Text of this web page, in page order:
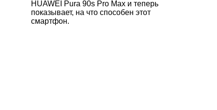
HUAWEI Pura 90s Pro Max и теперь
показывает, на что способен этот
смартфон.